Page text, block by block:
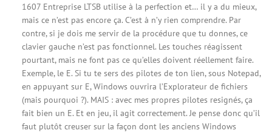
1607 Entreprise LTSB utilise à la perfection et… il y a du mieux,
mais ce n’est pas encore ça. C’est à n’y rien comprendre. Par
contre, si je dois me servir de la procédure que tu donnes, ce
clavier gauche n’est pas fonctionnel. Les touches réagissent
pourtant, mais ne font pas ce qu’elles doivent réellement faire.
Exemple, le E. Si tu te sers des pilotes de ton lien, sous Notepad,
en appuyant sur E, Windows ouvrira l’Explorateur de fichiers
(mais pourquoi ?). MAIS : avec mes propres pilotes resignés, ça
fait bien un E. Et en jeu, il agit correctement. Je pense donc qu’il
faut plutôt creuser sur la façon dont les anciens Windows